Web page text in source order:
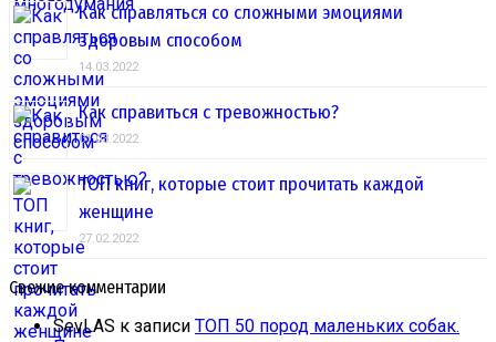
Как справляться со сложными эмоциями
здоровым способом
14.03.2022
Как справиться с тревожностью?
01.03.2022
ТОП книг, которые стоит прочитать каждой
женщине
27.02.2022
Свежие комментарии
SevLAS к записи ТОП 50 пород маленьких собак.